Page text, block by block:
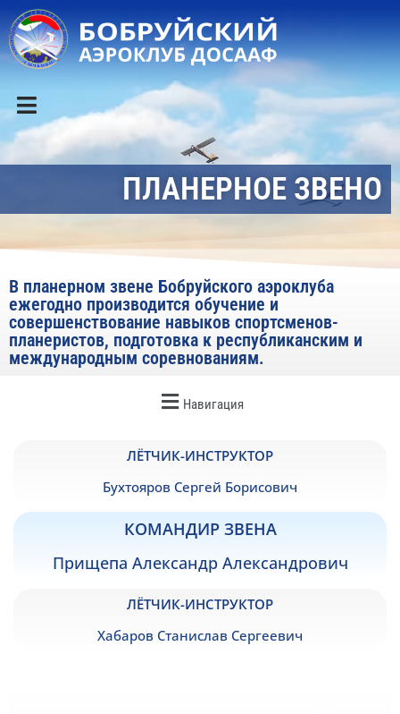
ПЛАНЕРНОЕ ЗВЕНО
В планерном звене Бобруйского аэроклуба
ежегодно производится обучение и
совершенствование навыков спортсменов-
планеристов, подготовка к республиканским и
международным соревнованиям.
Навигация
ЛЁТЧИК-ИНСТРУКТОР
Бухтояров Сергей Борисович
КОМАНДИР ЗВЕНА
Прищепа Александр Александрович
ЛЁТЧИК-ИНСТРУКТОР
Хабаров Станислав Сергеевич